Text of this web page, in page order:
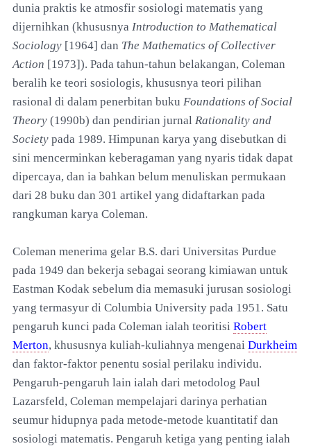
dunia praktis ke atmosfir sosiologi matematis yang
dijernihkan (khususnya Introduction to Mathematical
Sociology [1964] dan The Mathematics of Collectiver
Action [1973]). Pada tahun-tahun belakangan, Coleman
beralih ke teori sosiologis, khususnya teori pilihan
rasional di dalam penerbitan buku Foundations of Social
Theory (1990b) dan pendirian jurnal Rationality and
Society pada 1989. Himpunan karya yang disebutkan di
sini mencerminkan keberagaman yang nyaris tidak dapat
dipercaya, dan ia bahkan belum menuliskan permukaan
dari 28 buku dan 301 artikel yang didaftarkan pada
rangkuman karya Coleman.
Coleman menerima gelar B.S. dari Universitas Purdue
pada 1949 dan bekerja sebagai seorang kimiawan untuk
Eastman Kodak sebelum dia memasuki jurusan sosiologi
yang termasyur di Columbia University pada 1951. Satu
pengaruh kunci pada Coleman ialah teoritisi Robert
Merton, khususnya kuliah-kuliahnya mengenai Durkheim
dan faktor-faktor penentu sosial perilaku individu.
Pengaruh-pengaruh lain ialah dari metodolog Paul
Lazarsfeld, Coleman mempelajari darinya perhatian
seumur hidupnya pada metode-metode kuantitatif dan
sosiologi matematis. Pengaruh ketiga yang penting ialah